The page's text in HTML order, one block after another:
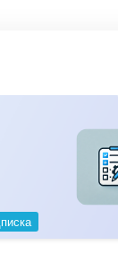
это более